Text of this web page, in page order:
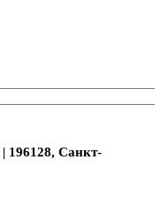
| 196128, Санкт-